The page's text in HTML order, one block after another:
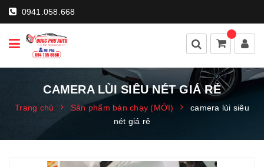
0941.058.668
CAMERA LÙI SIÊU NÉT GIÁ RẺ
Trang chủ Sản phẩm bán chạy (MỚI)
camera lùi siêu
nét giá rẻ